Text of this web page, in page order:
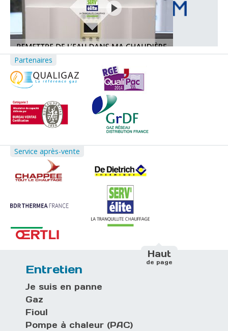
Partenaires
Service après-vente
Haut
de page
Entretien
Je suis en panne
Gaz
Fioul
Pompe à chaleur (PAC)